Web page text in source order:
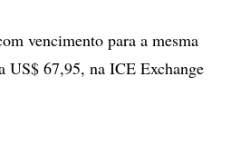
vencimento para a mesma
US$ 67,95, na ICE Exchange